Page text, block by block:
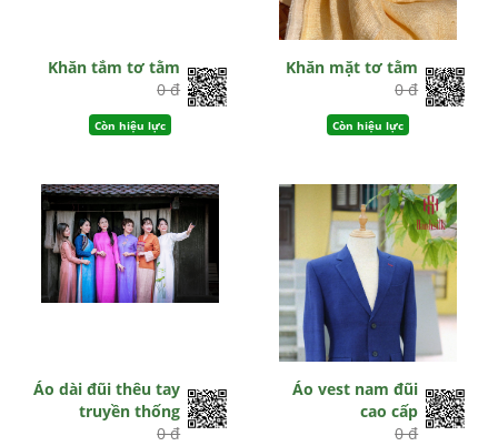
Khăn tắm tơ tằm
0 đ
Còn hiệu lực
Khăn mặt tơ tằm
0 đ
Còn hiệu lực
Áo dài đũi thêu tay
truyền thống
0 đ
Áo vest nam đũi
cao cấp
0 đ